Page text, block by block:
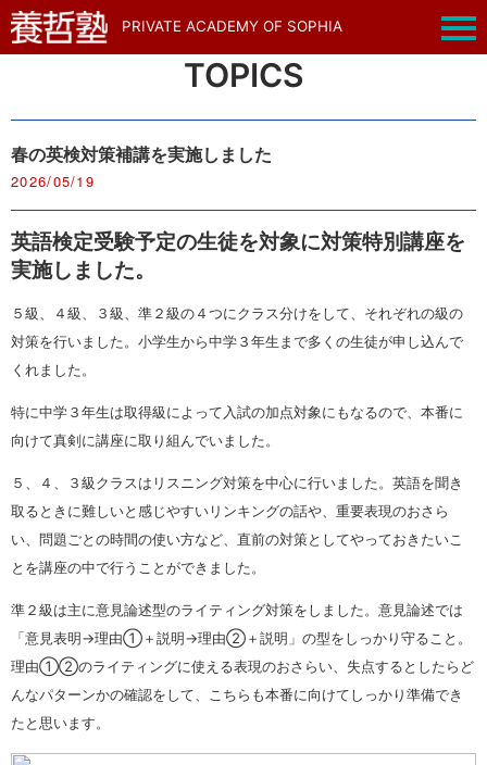
PRIVATE ACADEMY OF SOPHIA
TOPICS
春の英検対策補講を実施しました
2026/05/19
英語検定受験予定の生徒を対象に対策特別講座を
実施しました。
５級、４級、３級、準２級の４つにクラス分けをして、それぞれの級の
対策を行いました。小学生から中学３年生まで多くの生徒が申し込んで
くれました。
特に中学３年生は取得級によって入試の加点対象にもなるので、本番に
向けて真剣に講座に取り組んでいました。
５、４、３級クラスはリスニング対策を中心に行いました。英語を聞き
取るときに難しいと感じやすいリンキングの話や、重要表現のおさら
い、問題ごとの時間の使い方など、直前の対策としてやっておきたいこ
とを講座の中で行うことができました。
準２級は主に意見論述型のライティング対策をしました。意見論述では
「意見表明→理由①＋説明→理由②＋説明」の型をしっかり守ること。
理由①②のライティングに使える表現のおさらい、失点するとしたらど
んなパターンかの確認をして、こちらも本番に向けてしっかり準備でき
たと思います。